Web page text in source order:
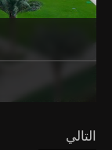
التالي